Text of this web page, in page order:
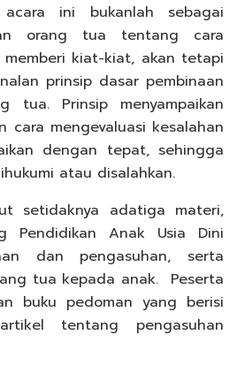
acara ini bukanlah sebagai
orang tua tentang cara
kiat-kiat, akan tetapi
prinsip dasar pembinaan
tua. Prinsip menyampaikan
cara mengevaluasi kesalahan
dengan tepat, sehingga
atau disalahkan.
setidaknya adatiga materi,
Pendidikan Anak Usia Dini
dan pengasuhan, serta
tua kepada anak. Peserta
buku pedoman yang berisi
tentang pengasuhan